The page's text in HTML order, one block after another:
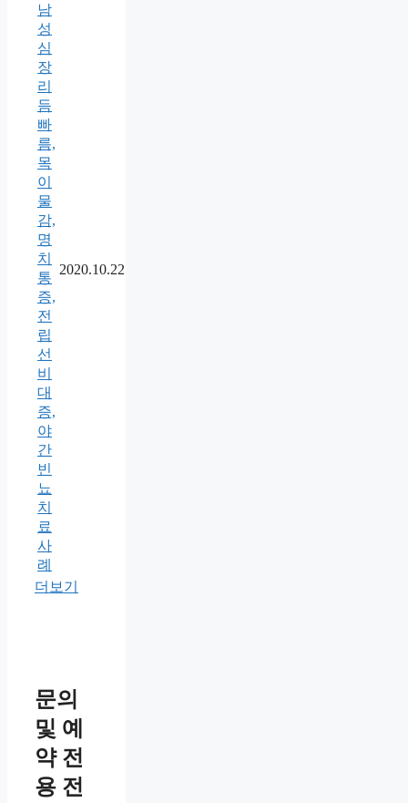
남
성
심
장
리
듬
빠
름,
목
이
물
감,
명
치
통
증,
전
립
선
비
대
증,
야
간
빈
뇨
치
료
사
례
2020.10.22
더보기
문의
및 예
약 전
용 전